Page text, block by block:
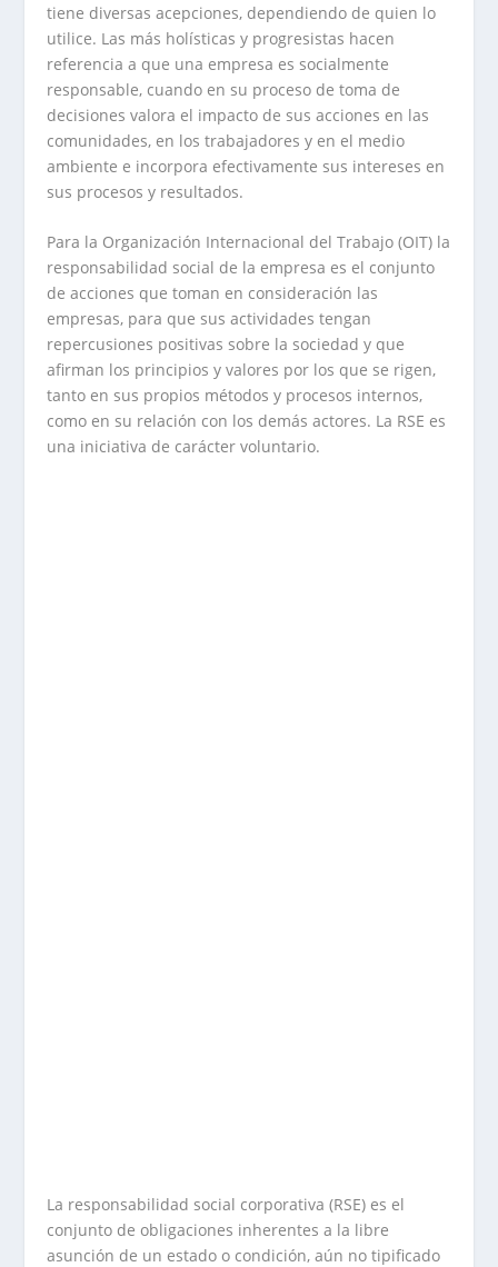
tiene diversas acepciones, dependiendo de quien lo
utilice. Las más holísticas y progresistas hacen
referencia a que una empresa es socialmente
responsable, cuando en su proceso de toma de
decisiones valora el impacto de sus acciones en las
comunidades, en los trabajadores y en el medio
ambiente e incorpora efectivamente sus intereses en
sus procesos y resultados.
Para la Organización Internacional del Trabajo (OIT) la
responsabilidad social de la empresa es el conjunto
de acciones que toman en consideración las
empresas, para que sus actividades tengan
repercusiones positivas sobre la sociedad y que
afirman los principios y valores por los que se rigen,
tanto en sus propios métodos y procesos internos,
como en su relación con los demás actores. La RSE es
una iniciativa de carácter voluntario.
La responsabilidad social corporativa (RSE) es el
conjunto de obligaciones inherentes a la libre
asunción de un estado o condición, aún no tipificado